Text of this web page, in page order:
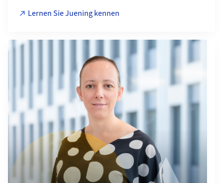
Lernen Sie Juening kennen